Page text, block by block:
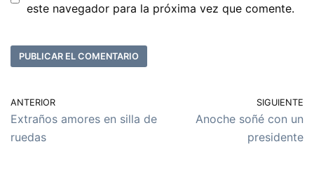
este navegador para la próxima vez que comente.
ANTERIOR
Extraños amores en silla de
ruedas
SIGUIENTE
Anoche soñé con un
presidente